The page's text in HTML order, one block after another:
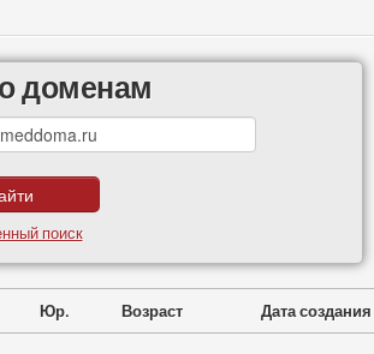
доменам
поиск
Юр. Возраст Дата создания